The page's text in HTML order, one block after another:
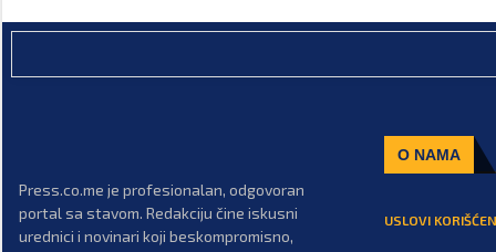
Press.co.me je profesionalan, odgovoran
portal sa stavom. Redakciju čine iskusni
urednici i novinari koji beskompromisno,
O NAMA
USLOVI